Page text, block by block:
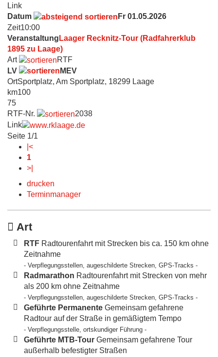
Link
Datum
Fr 01.05.2026
Zeit10:00
Veranstaltung Laager Recknitz-Tour (Radfahrerklub
1895 zu Laage)
Art
RTF
LV
MEV
OrtSportplatz, Am Sportplatz, 18299 Laage
km100
75
RTF-Nr.
2038
Link
Seite 1/1
|<
1
>|
drucken
Terminmanager
Art
RTF Radtourenfahrt mit Strecken bis ca. 150 km ohne
Zeitnahme
- Verpflegungsstellen, augeschilderte Strecken, GPS-Tracks -
Radmarathon Radtourenfahrt mit Strecken von mehr
als 200 km ohne Zeitnahme
- Verpflegungsstellen, augeschilderte Strecken, GPS-Tracks -
Geführte Permanente Gemeinsam gefahrene
Radtour auf der Straße in gemäßigtem Tempo
- Verpflegungsstelle, ortskundiger Führung -
Geführte MTB-Tour Gemeinsam gefahrene Tour
außerhalb befestigter Straßen